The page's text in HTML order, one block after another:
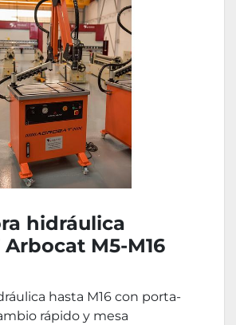
hidráulica
Arbocat M5-M16
hasta M16 con porta-
rápido y mesa